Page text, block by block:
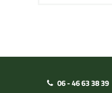
06 - 46 63 38 39